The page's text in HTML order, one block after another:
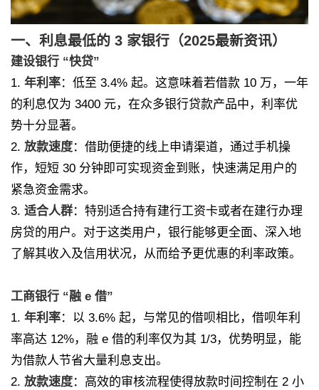
一、利息最低的 3 家银行（2025最新资讯）
建设银行 “快贷”
1. 年利率：低至 3.4% 起。这意味着若借款 10 万，一年
的利息仅为 3400 元，在众多银行贷款产品中，利率优
势十分显著。
2. 放款速度：借助便捷的线上申请渠道，通过手机操
作，短短 30 分钟即可实现资金到账，快速满足用户的
紧急资金需求。
3. 适合人群：特别适合持有建行工资卡或者在建行办理
房贷的用户。对于这类用户，银行能够更全面、深入地
了解其收入及信用状况，从而给予更优惠的利率政策。
工商银行 “融 e 借”
1. 年利率：以 3.6% 起，与常见的借呗相比，借呗年利
率高达 12%，融 e 借的利率仅为其 1/3，优势明显，能
为借款人节省大量利息支出。
2. 放款速度：高效的审核流程使得放款时间控制在 2 小